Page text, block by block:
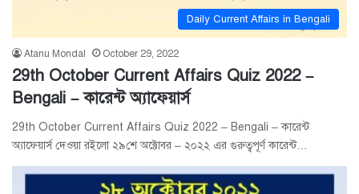
Daily Current Affairs in Bengali
Atanu Mondal October 29, 2022
29th October Current Affairs Quiz 2022 –
Bengali – কারেন্ট অ্যাফেয়ার্স
29th October Current Affairs Quiz 2022 – Bengali – কারেন্ট
অ্যাফেয়ার্স দেওয়া রইলো ২৯শে অক্টোবর – ২০২২ এর গুরুত্বপূর্ণ কারেন্ট…